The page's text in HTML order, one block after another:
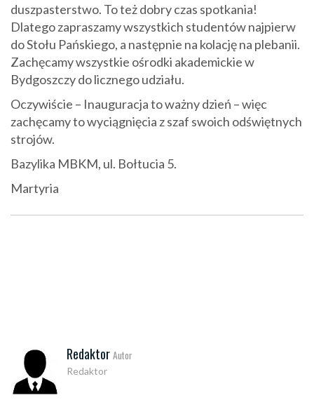
duszpasterstwo. To też dobry czas spotkania!
Dlatego zapraszamy wszystkich studentów najpierw
do Stołu Pańskiego, a następnie na kolację na plebanii.
Zachęcamy wszystkie ośrodki akademickie w
Bydgoszczy do licznego udziału.
Oczywiście – Inauguracja to ważny dzień – więc
zachęcamy to wyciągnięcia z szaf swoich odświętnych
strojów.
Bazylika MBKM, ul. Bołtucia 5.
Martyria
Redaktor Autor
Redaktor